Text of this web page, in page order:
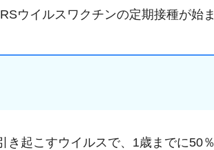
ウイルスワクチンの定期接種が始ま
き起こすウイルスで、1歳までに50